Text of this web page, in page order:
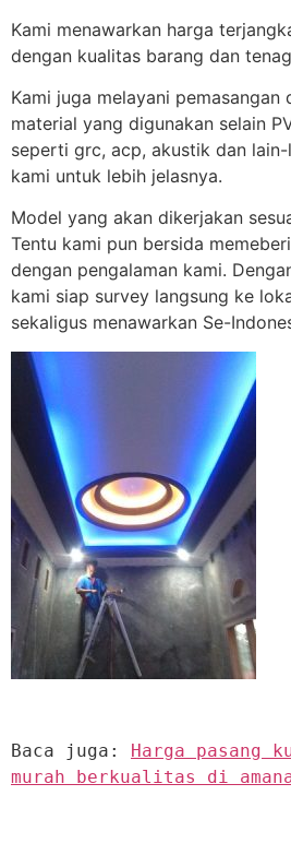
Kami menawarkan harga
dengan kualitas barang dan
Kami juga melayani pemasangan
material yang digunakan selain
seperti grc, acp, akustik dan lain-
kami untuk lebih jelasnya.
Model yang akan dikerjakan
Tentu kami pun bersida
dengan pengalaman kami.
kami siap survey langsung ke
sekaligus menawarkan Se-
Baca juga:
Harga pasang
murah berkualitas di